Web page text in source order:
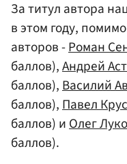
За титул автора
в этом году,
авторов -Роман
баллов),Андрей
баллов), Василий
баллов), Павел
баллов) и Олег
баллов).